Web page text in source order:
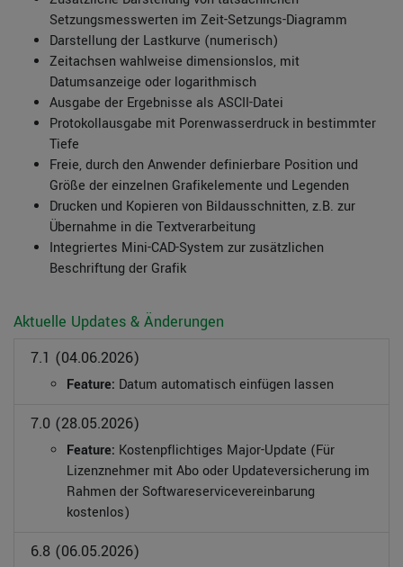
Setzungsmesswerten im Zeit-Setzungs-Diagramm
Darstellung der Lastkurve (numerisch)
Zeitachsen wahlweise dimensionslos, mit
Datumsanzeige oder logarithmisch
Ausgabe der Ergebnisse als ASCII-Datei
Protokollausgabe mit Porenwasserdruck in bestimmter
Tiefe
Freie, durch den Anwender definierbare Position und
Größe der einzelnen Grafikelemente und Legenden
Drucken und Kopieren von Bildausschnitten, z.B. zur
Übernahme in die Textverarbeitung
Integriertes Mini-CAD-System zur zusätzlichen
Beschriftung der Grafik
Aktuelle Updates & Änderungen
7.1 (04.06.2026)
Feature: Datum automatisch einfügen lassen
7.0 (28.05.2026)
Feature: Kostenpflichtiges Major-Update (Für
Lizenznehmer mit Abo oder Updateversicherung im
Rahmen der Softwareservicevereinbarung
kostenlos)
6.8 (06.05.2026)